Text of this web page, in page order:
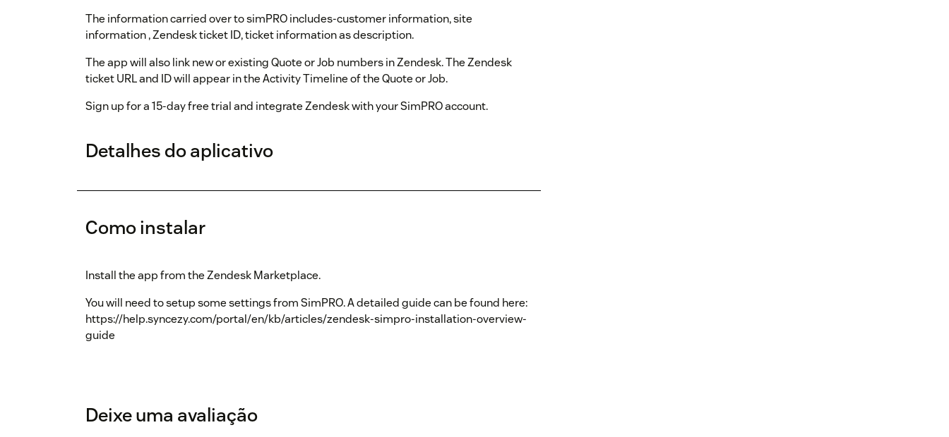
The information carried over to simPRO includes-customer information, site
information , Zendesk ticket ID, ticket information as description.
The app will also link new or existing Quote or Job numbers in Zendesk. The Zendesk
ticket URL and ID will appear in the Activity Timeline of the Quote or Job.
Sign up for a 15-day free trial and integrate Zendesk with your SimPRO account.
Detalhes do aplicativo
Como instalar
Install the app from the Zendesk Marketplace.
You will need to setup some settings from SimPRO. A detailed guide can be found here:
https://help.syncezy.com/portal/en/kb/articles/zendesk-simpro-installation-overview-
guide
Deixe uma avaliação